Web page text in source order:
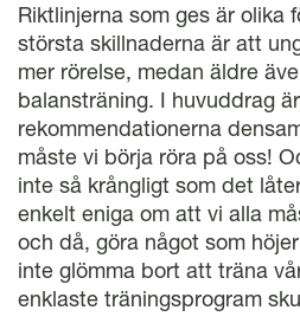
Riktlinjerna som ges är olika
största skillnaderna är att
mer rörelse, medan äldre
balansträning. I huvuddrag
rekommendationerna
måste vi börja röra på oss!
inte så krångligt som det
enkelt eniga om att vi alla
och då, göra något som
inte glömma bort att träna
enklaste träningsprogram